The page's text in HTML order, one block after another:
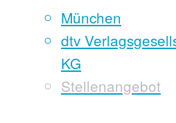
München
dtv
KG
Stellenangebot